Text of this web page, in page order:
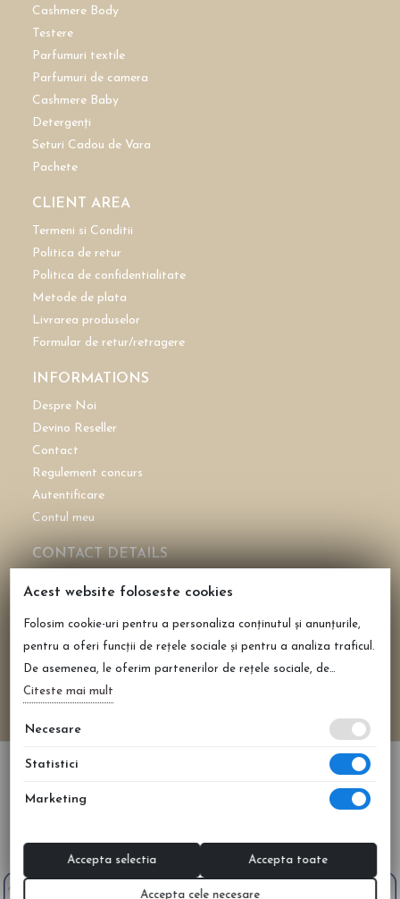
Cashmere Body
Testere
Parfumuri textile
Parfumuri de camera
Cashmere Baby
Detergenți
Seturi Cadou de Vara
Pachete
CLIENT AREA
Termeni si Conditii
Politica de retur
Politica de confidentialitate
Metode de plata
Livrarea produselor
Formular de retur/retragere
INFORMATIONS
Despre Noi
Devino Reseller
Contact
Regulement concurs
Autentificare
Contul meu
CONTACT DETAILS
Reg. Com. J40/2158/2021
0735 108 675
office@cashmerearoma.ro
Șoseaua de centura București Domnești nr 86, Clinceni,
All prices are shown in lei (RON) and includes VAT.
Acest website foloseste cookies
Folosim cookie-uri pentru a personaliza conținutul și anunțurile,
pentru a oferi funcții de rețele sociale și pentru a analiza traficul.
De asemenea, le oferim partenerilor de rețele sociale, de
publicitate și de analize informații cu privire la modul în care
oferite de dvs. sau culese în urma folosirii serviciilor lor.
Citeste mai mult
Necesare
Statistici
Marketing
Accepta cele necesare
Accepta selectia Accepta toate